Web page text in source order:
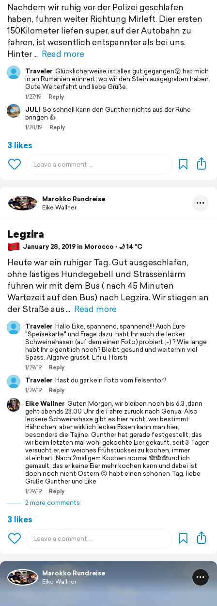
Nachdem wir ruhig vor der Polizei geschlafen
haben, fuhren weiter Richtung Mirleft. Dier ersten
150Kilometer liefen super, auf der Autobahn zu
fahren, ist wesentlich entspannter als bei uns.
Hinter
Read more
Traveler Glücklicherweise ist alles gut gegangen😲 hat mich
in an Rumänien erinnert, wo wir den Stein ausgegraben haben.
Gute Weiterfahrt und liebe Grüße.
1/27/19 Reply
JULI So schnell kann den Gunther nichts aus der Ruhe
bringen 👍
1/28/19 Reply
3 likes
Marokko Rundreise
Eike Wallner
Legzira
January 28, 2019 in Morocco ⋅ 🌙 14 °C
Heute war ein ruhiger Tag. Gut ausgeschlafen,
ohne lästiges Hundegebell und Strassenlärm
fuhren wir mit dem Bus ( nach 45 Minuten
Wartezeit auf den Bus) nach Legzira. Wir stiegen an
der Straße aus
Read more
Traveler Hallo Eike, spannend, spannend!!! Auch Eure
"Speisekarte" und Frage dazu: habt Ihr auch die lecker
Schweinehaxen (auf dem einen Foto) probiert ;-) ? Wie lange
habt Ihr eigentlich noch? Bleibt gesund und weiterhin viel
Spass. Algarve grüsst, Elfi u. Horsti
1/29/19 Reply
Traveler Hast du gar kein Foto vom Felsentor?
1/29/19 Reply
Eike Wallner Guten Morgen, wir bleiben noch bis 6.3 ,dann
geht abends 23.00 Uhr die Fähre zurück nach Genua. Also
leckere Schweinshaxe gibt es hier nicht, war bestimmt
Hähnchen, aber wirklich lecker Essen kann man hier,
besonders die Tajine. Gunther hat gerade festgestellt, das
wir beim letzten mal wohl gekochte Eier gekauft, seit 3 Tagen
versucht er,ein weiches Frühstücksei zu kochen, immer
steinhart. Nach 2maligem Kochen normal 🙈🙈🙈und ich
gemault, das er keine Eier mehr kochen kann.und dabei ist
doch noch nicht Ostern 😜 habt einen schönen Tag, liebe
Grüße Gunther und Eike
1/29/19 Reply
2 more comments
3 likes
Marokko Rundreise
Eike Wallner